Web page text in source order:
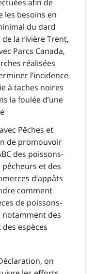
afin de
les besoins en
du dard
la rivière Trent,
Parcs Canada,
réalisées
l’incidence
à taches noires
la foulée d’une
Pêches et
de promouvoir
des poissons-
et des
d’appâts
comment
de poissons-
notamment des
espèces
on